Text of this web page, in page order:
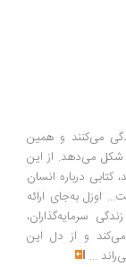
و همین
از این
انسان
به‌جای ارائه
و از دل این